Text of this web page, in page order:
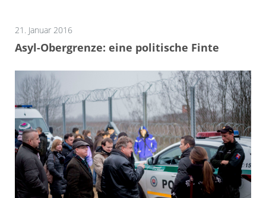
21. Januar 2016
Asyl-Obergrenze: eine politische Finte